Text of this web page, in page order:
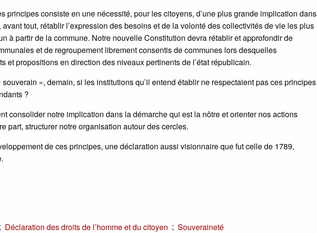
principes consiste en une nécessité, pour les citoyens, d’une plus grande implication dans
tout, rétablir l’expression des besoins et de la volonté des collectivités de vie les plus
à partir de la commune. Notre nouvelle Constitution devra rétablir et approfondir de
et de regroupement librement consentis de communes lors desquelles
et propositions en direction des niveaux pertinents de l’état républicain.
», demain, si les institutions qu’il entend établir ne respectaient pas ces principes
?
consolider notre implication dans la démarche qui est la nôtre et orienter nos actions
part, structurer notre organisation autour des cercles.
de ces principes, une déclaration aussi visionnaire que fut celle de 1789,
; Déclaration des droits de l’homme et du citoyen ; Souveraineté